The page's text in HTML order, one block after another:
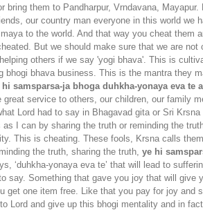
them to Pandharpur, Vrndavana, Mayapur.
our country man everyone in this world we
to the world. And that way you cheat them
But we should make sure that we are not
others if we say 'yogi bhava'. This is
bhogi bhava business. This is the mantra they
hi samsparsa-ja bhoga duhkha-yonaya eva te
service to others, our children, our family
Lord had to say in Bhagavad gita or Sri Krsna
I can by sharing the truth or reminding the
This is cheating. These fools, Krsna calls
the truth, sharing the truth, ye hi
‘duhkha-yonaya eva te’ that will lead to
say. Something that gave you joy that will give
get one item free. Like that you pay for joy and
Lord and give up this bhogi mentality and in